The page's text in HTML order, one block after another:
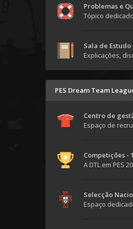
Problemas e
Tópico
Sala de Estudo
Explicações,
PES Dream Team
Centro de
Espaço de
Competições -
A DTL em PES
Selecção
Espaço